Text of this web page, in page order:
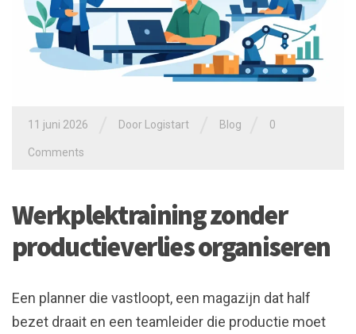
11 juni 2026 Door Logistart Blog 0
Comments
Werkplektraining zonder
productieverlies organiseren
Een planner die vastloopt, een magazijn dat half
bezet draait en een teamleider die productie moet